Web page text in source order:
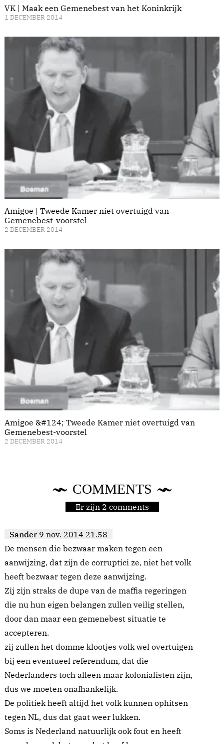
VK | Maak een Gemenebest van het Koninkrijk
1 DECEMBER 2014
Amigoe | Tweede Kamer niet overtuigd van
Gemenebest-voorstel
2 DECEMBER 2014
Amigoe &#124; Tweede Kamer niet overtuigd van
Gemenebest-voorstel
2 DECEMBER 2014
COMMENTS
Er zijn 2 comments
Sander 9 nov. 2014 21.58
De mensen die bezwaar maken tegen een
aanwijzing, dat zijn de corruptici ze, niet het volk
heeft bezwaar tegen deze aanwijzing.
Zij zijn straks de dupe van de maffia regeringen
die nu hun eigen belangen zullen veilig stellen,
door dan maar een gemenebest situatie te
accepteren.
zij zullen het domme klootjes volk wel overtuigen
bij een eventueel referendum, dat die
Nederlanders toch alleen maar kolonialisten zijn,
dus we moeten onafhankelijk.
De politiek heeft altijd het volk kunnen ophitsen
tegen NL, dus dat gaat weer lukken.
Soms is Nederland natuurlijk ook fout en heeft